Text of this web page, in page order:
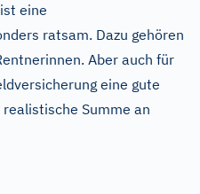
eine
ratsam. Dazu gehören
Aber auch für
eine gute
Summe an